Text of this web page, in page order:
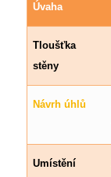
Úvaha
Tloušťka
stěny
Návrh úhlů
Umístění